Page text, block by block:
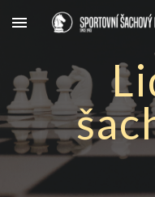
Skip to main content